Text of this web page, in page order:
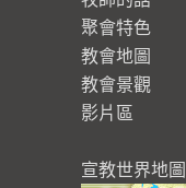
聚會特色
教會地圖
教會景觀
影片區
宣教世界地圖